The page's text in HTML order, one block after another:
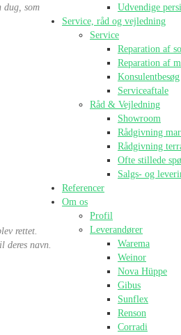
Udvendige
Service, råd og vejledning
Service
Reparation af
Reparation af
Konsulentbesøg
Serviceaftale
Råd & Vejledning
Showroom
Rådgivning
Rådgivning
Ofte stillede
Salgs- og
Referencer
Om os
Profil
Leverandører
Warema
Weinor
Nova Hüppe
Gibus
Sunflex
Renson
Corradi
dug, som
rettet.
deres navn.